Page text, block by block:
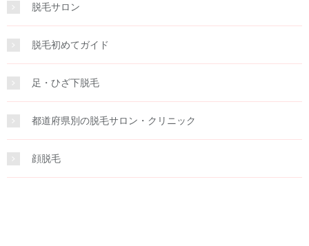
脱毛サロン
脱毛初めてガイド
足・ひざ下脱毛
都道府県別の脱毛サロン・クリニック
顔脱毛